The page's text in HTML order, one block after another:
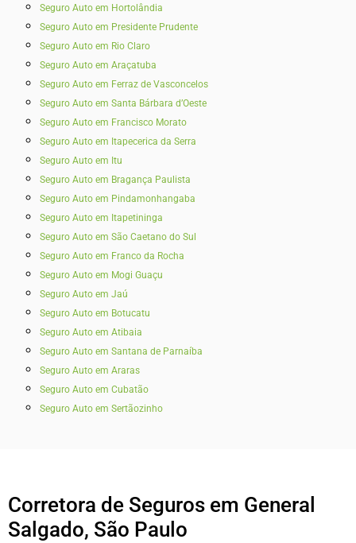
Seguro Auto em Hortolândia
Seguro Auto em Presidente Prudente
Seguro Auto em Rio Claro
Seguro Auto em Araçatuba
Seguro Auto em Ferraz de Vasconcelos
Seguro Auto em Santa Bárbara d’Oeste
Seguro Auto em Francisco Morato
Seguro Auto em Itapecerica da Serra
Seguro Auto em Itu
Seguro Auto em Bragança Paulista
Seguro Auto em Pindamonhangaba
Seguro Auto em Itapetininga
Seguro Auto em São Caetano do Sul
Seguro Auto em Franco da Rocha
Seguro Auto em Mogi Guaçu
Seguro Auto em Jaú
Seguro Auto em Botucatu
Seguro Auto em Atibaia
Seguro Auto em Santana de Parnaíba
Seguro Auto em Araras
Seguro Auto em Cubatão
Seguro Auto em Sertãozinho
Corretora de Seguros em General
Salgado, São Paulo